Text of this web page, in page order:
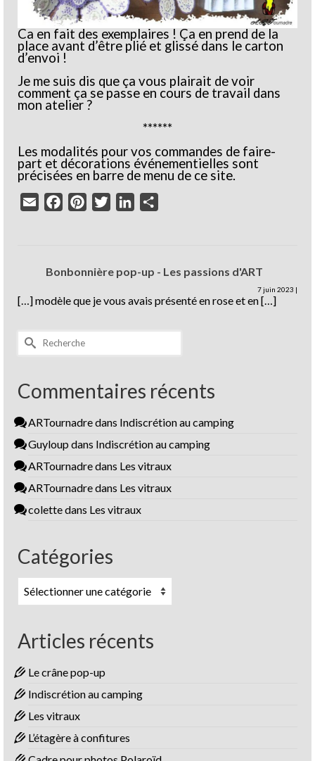
Ca en fait des exemplaires ! Ça en prend de la
place avant d’être plié et glissé dans le carton
d’envoi !
Je me suis dis que ça vous plairait de voir
comment ça se passe en cours de travail dans
mon atelier ?
******
Les modalités pour vos commandes de faire-
part et décorations événementielles sont
précisées en barre de menu de ce site.
Email FacebookPinterestTwitterLinkedIn
Bonbonnière pop-up - Les passions d'ART
7 juin 2023 |
[…] modèle que je vous avais présenté en rose et en […]
Rechercher :
Commentaires récents
ARTournadredans Indiscrétion au camping
Guyloup dans Indiscrétion au camping
ARTournadredans Les vitraux
ARTournadredans Les vitraux
colettedans Les vitraux
Catégories
Catégories
Articles récents
Le crâne pop-up
Indiscrétion au camping
Les vitraux
L’étagère à confitures